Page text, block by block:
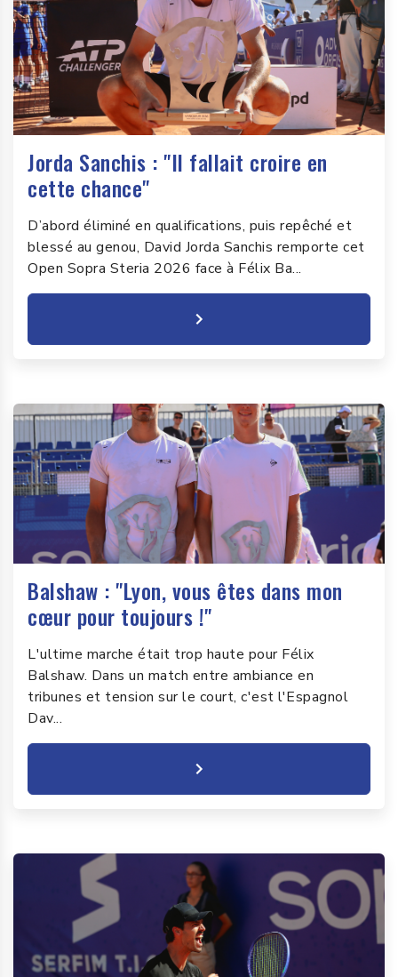
Jorda Sanchis : "Il fallait croire en
cette chance"
D’abord éliminé en qualifications, puis repêché et
blessé au genou, David Jorda Sanchis remporte cet
Open Sopra Steria 2026 face à Félix Ba...
Balshaw : "Lyon, vous êtes dans mon
cœur pour toujours !"
L'ultime marche était trop haute pour Félix
Balshaw. Dans un match entre ambiance en
tribunes et tension sur le court, c'est l'Espagnol
Dav...